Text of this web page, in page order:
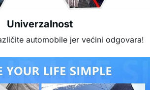
Univerzalnost
automobile jer većini odgovara!